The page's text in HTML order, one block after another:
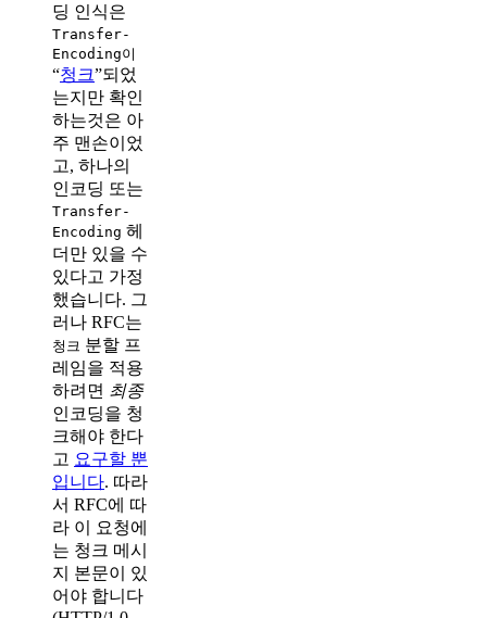
딩 인식은
Transfer-
Encoding이
“청크”되었
는지만 확인
하는것은 아
주 맨손이었
고, 하나의
인코딩 또는
Transfer-
Encoding 헤
더만 있을 수
있다고 가정
했습니다. 그
러나 RFC는
청크 분할 프
레임을 적용
하려면 최종
인코딩을 청
크해야 한다
고 요구할 뿐
입니다. 따라
서 RFC에 따
라 이 요청에
는 청크 메시
지 본문이 있
어야 합니다